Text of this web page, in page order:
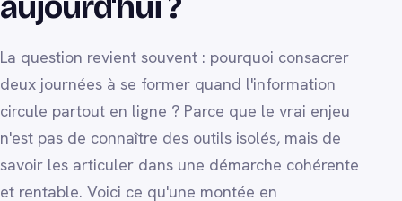
La question revient souvent : pourquoi consacrer
deux journées à se former quand l'information
circule partout en ligne ? Parce que le vrai enjeu
n'est pas de connaître des outils isolés, mais de
savoir les articuler dans une démarche cohérente
et rentable. Voici ce qu'une montée en